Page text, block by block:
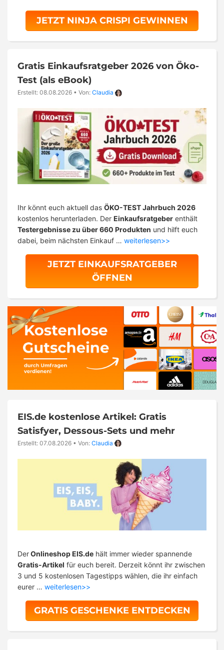
JETZT NINJA CRISPI GEWINNEN
Gratis Einkaufsratgeber 2026 von Öko-
Test (als eBook)
Erstellt: 08.08.2026 • Von: Claudia
Ihr könnt euch aktuell das ÖKO-TEST Jahrbuch 2026
kostenlos herunterladen. Der Einkaufsratgeber enthält
Testergebnisse zu über 660 Produkten und hilft euch
dabei, beim nächsten Einkauf … weiterlesen>>
JETZT EINKAUFSRATGEBER
ÖFFNEN
EIS.de kostenlose Artikel: Gratis
Satisfyer, Dessous-Sets und mehr
Erstellt: 07.08.2026 • Von: Claudia
DerOnlineshop EIS.de hält immer wieder spannende
Gratis-Artikel für euch bereit. Derzeit könnt ihr zwischen
3 und 5 kostenlosen Tagestipps wählen, die ihr einfach
eurer … weiterlesen>>
GRATIS GESCHENKE ENTDECKEN